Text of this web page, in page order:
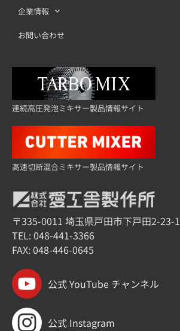
企業情報
お問い合わせ
連続高圧発泡ミキサー製品情報サイト
高速切断混合ミキサー製品情報サイト
〒335-0011 埼玉県戸田市下戸田2-23-1
TEL:048-441-3366
FAX: 048-446-0645
公式 YouTube チャンネル
公式 Instagram